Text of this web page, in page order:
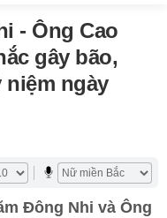
- Ông Cao
gây bão,
ngày
Đông Nhi và Ông